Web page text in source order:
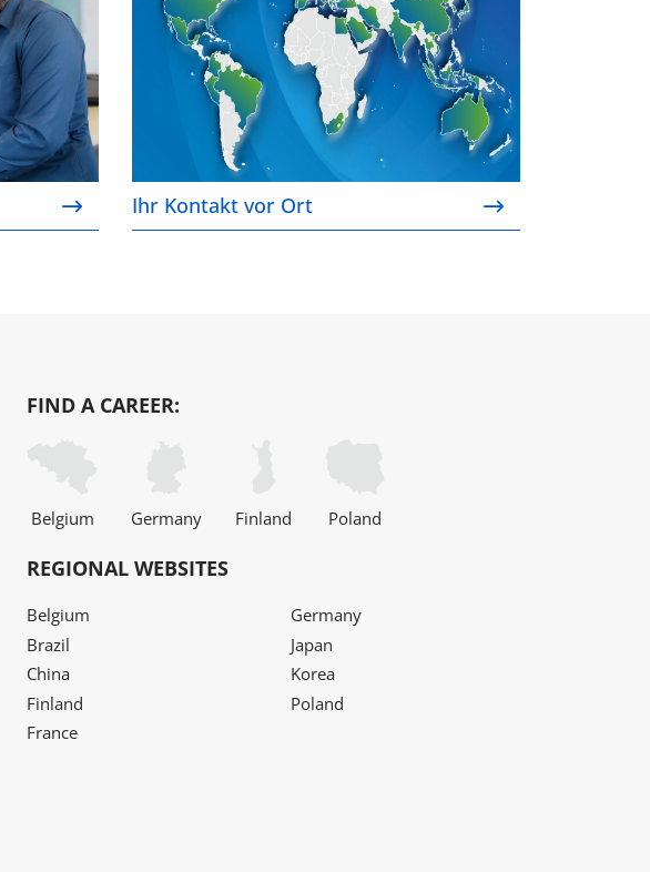
Ihr Kontakt vor Ort
FIND A CAREER:
Belgium Germany Finland Poland
REGIONAL WEBSITES
Belgium
Brazil
China
Finland
France
Germany
Japan
Korea
Poland